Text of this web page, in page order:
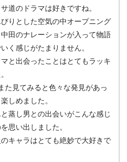
道のドラマは好きですね。
りとした空気の中オープニング
田のナレーションが入って物語
く感じがたまりません。
と出会ったことはとてもラッキ
た見てみると色々な発見があっ
しめました。
蒸し男との出会いがこんな感じ
思い出しました。
キャラはとても絶妙で大好きで